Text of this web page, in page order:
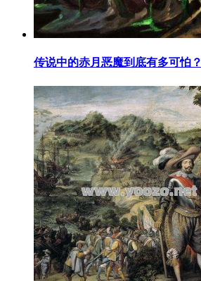
传说中的赤月恶魔到底有多可怕？